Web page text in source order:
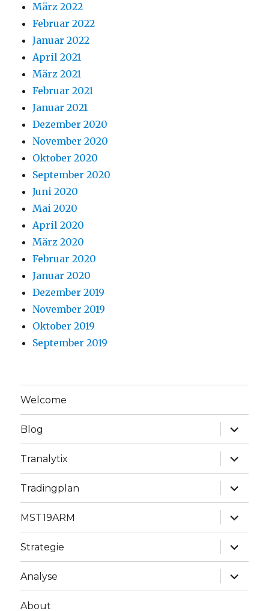
März 2022
Februar 2022
Januar 2022
April 2021
März 2021
Februar 2021
Januar 2021
Dezember 2020
November 2020
Oktober 2020
September 2020
Juni 2020
Mai 2020
April 2020
März 2020
Februar 2020
Januar 2020
Dezember 2019
November 2019
Oktober 2019
September 2019
Welcome
Blog
Tranalytix
Tradingplan
MST19ARM
Strategie
Analyse
About